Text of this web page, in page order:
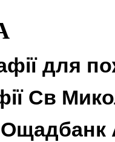
для
Св
Ощадбанк